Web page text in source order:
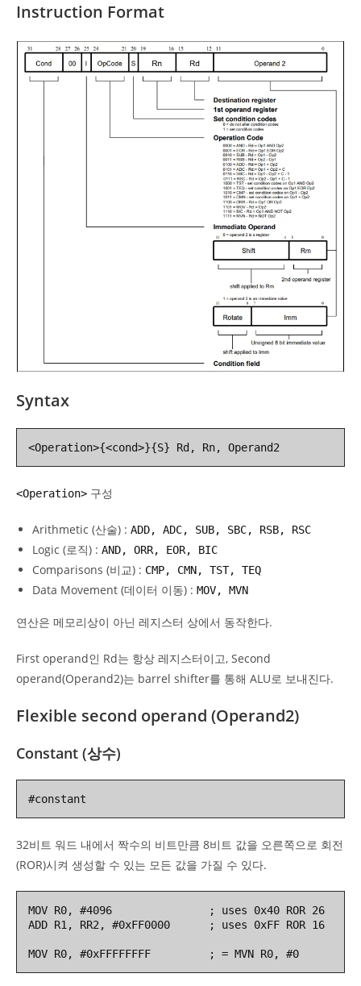
Instruction Format
Syntax
<Operation>{<cond>}{S} Rd, Rn, Operand2
<Operation> 구성
Arithmetic (산술) : ADD, ADC, SUB, SBC, RSB, RSC
Logic (로직) : AND, ORR, EOR, BIC
Comparisons (비교) : CMP, CMN, TST, TEQ
Data Movement (데이터 이동) : MOV, MVN
연산은 메모리상이 아닌 레지스터 상에서 동작한다.
First operand인 Rd는 항상 레지스터이고, Second
operand(Operand2)는 barrel shifter를 통해 ALU로 보내진다.
Flexible second operand (Operand2)
Constant (상수)
#constant
32비트 워드 내에서 짝수의 비트만큼 8비트 값을 오른쪽으로 회전
(ROR)시켜 생성할 수 있는 모든 값을 가질 수 있다.
MOV R0, #4096               ; uses 0x40 ROR 26
ADD R1, RR2, #0xFF0000      ; uses 0xFF ROR 16
MOV R0, #0xFFFFFFFF         ; = MVN R0, #0